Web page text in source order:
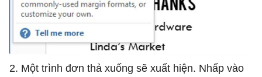
2. Một trình đơn thả xuống sẽ xuất hiện. Nhấp vào